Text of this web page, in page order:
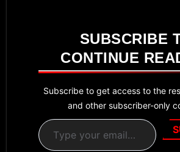
SUBSCRIBE
CONTINUE
Subscribe to get access to the rest of this post
and other subscriber-only
Type your email…